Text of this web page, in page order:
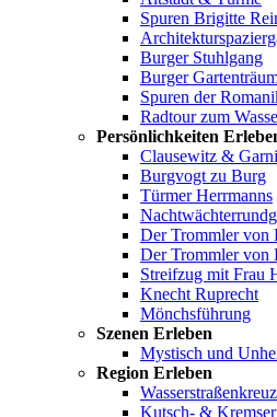
Spuren Brigitte
Burger Stuhlgang
Burger
Spuren der
Radtour zum
Persönlichkeiten
Clausewitz &
Burgvogt zu Burg
Türmer Herrmanns
Der Trommler von
Der Trommler von
Streifzug mit Frau
Knecht Ruprecht
Mönchsführung
Szenen Erleben
Mystisch und
Region Erleben
Wasserstraßenkreuz
Kutsch- &